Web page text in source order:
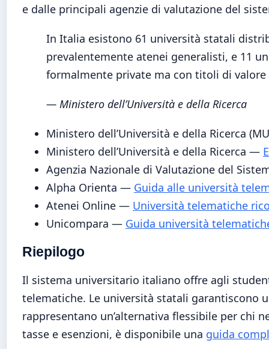
e dalle principali agenzie di valutazione del
In Italia esistono 61 università statali
prevalentemente atenei generalisti, e 11
formalmente private ma con titoli di
— Ministero dell’Università e della Ricerca
Ministero dell’Università e della Ricerca
Ministero dell’Università e della Ricerca —
Agenzia Nazionale di Valutazione del
Alpha Orienta — Guida alle università
Atenei Online — Università telematiche
Unicompara — Guida università
Riepilogo
Il sistema universitario italiano offre agli
telematiche. Le università statali garantiscono
rappresentano un’alternativa flessibile per chi
tasse e esenzioni, è disponibile una guida